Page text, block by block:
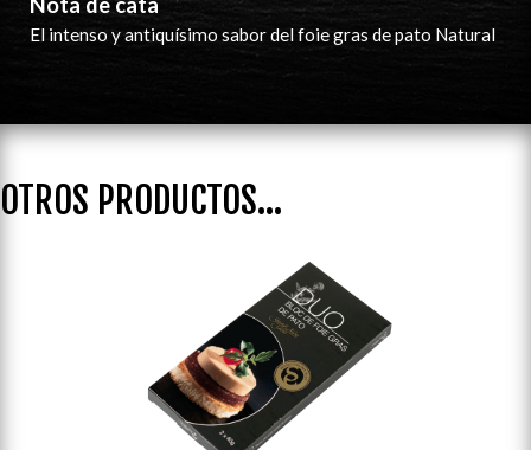
El intenso y antiquísimo sabor del foie gras de pato Natural
OTROS PRODUCTOS...